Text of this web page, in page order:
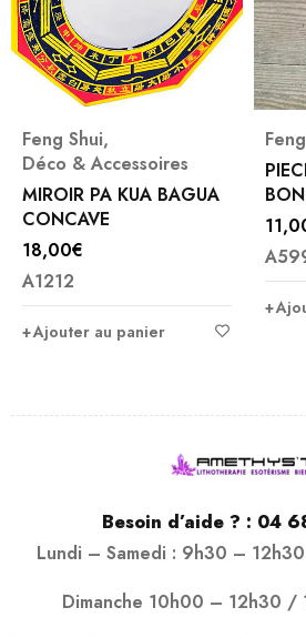
Feng Shui,
Déco & Accessoires
MIROIR PA KUA BAGUA
CONCAVE
18,00€
A1212
Ajouter au panier
Besoin d’aide ? : 04
Lundi – Samedi : 9h30 –
Dimanche 10h00 – 12h30 /